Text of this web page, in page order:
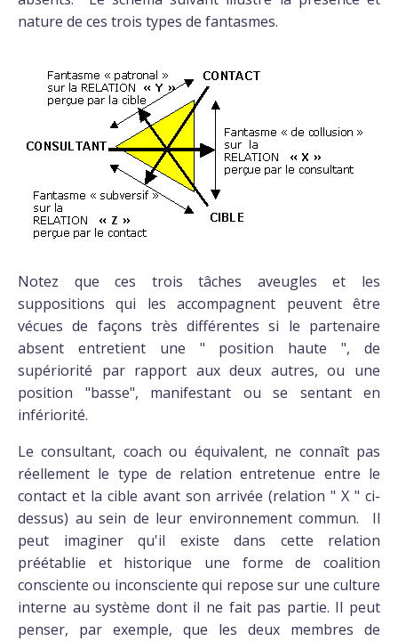
nature de ces trois types de fantasmes.
Notez que ces trois tâches aveugles et les
suppositions qui les accompagnent peuvent être
vécues de façons très différentes si le partenaire
absent entretient une " position haute ", de
supériorité par rapport aux deux autres, ou une
position "basse", manifestant ou se sentant en
infériorité.
Le consultant, coach ou équivalent, ne connaît pas
réellement le type de relation entretenue entre le
contact et la cible avant son arrivée (relation " X " ci-
dessus) au sein de leur environnement commun. Il
peut imaginer qu'il existe dans cette relation
préétablie et historique une forme de coalition
consciente ou inconsciente qui repose sur une culture
interne au système dont il ne fait pas partie. Il peut
penser, par exemple, que les deux membres de